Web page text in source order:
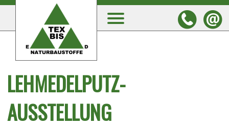
LEHMEDELPUTZ-
AUSSTELLUNG